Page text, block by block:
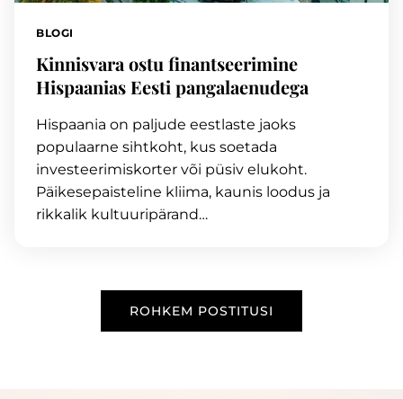
BLOGI
Kinnisvara ostu finantseerimine
Hispaanias Eesti pangalaenudega
Hispaania on paljude eestlaste jaoks
populaarne sihtkoht, kus soetada
investeerimiskorter või püsiv elukoht.
Päikesepaisteline kliima, kaunis loodus ja
rikkalik kultuuripärand…
ROHKEM POSTITUSI